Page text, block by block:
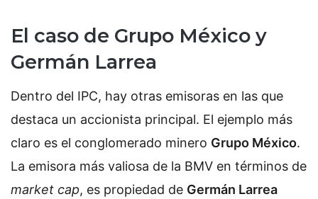
El caso de Grupo México y
Germán Larrea
Dentro del IPC, hay otras emisoras en las que
destaca un accionista principal. El ejemplo más
claro es el conglomerado minero Grupo México.
La emisora más valiosa de la BMV en términos de
market cap, es propiedad de Germán Larrea